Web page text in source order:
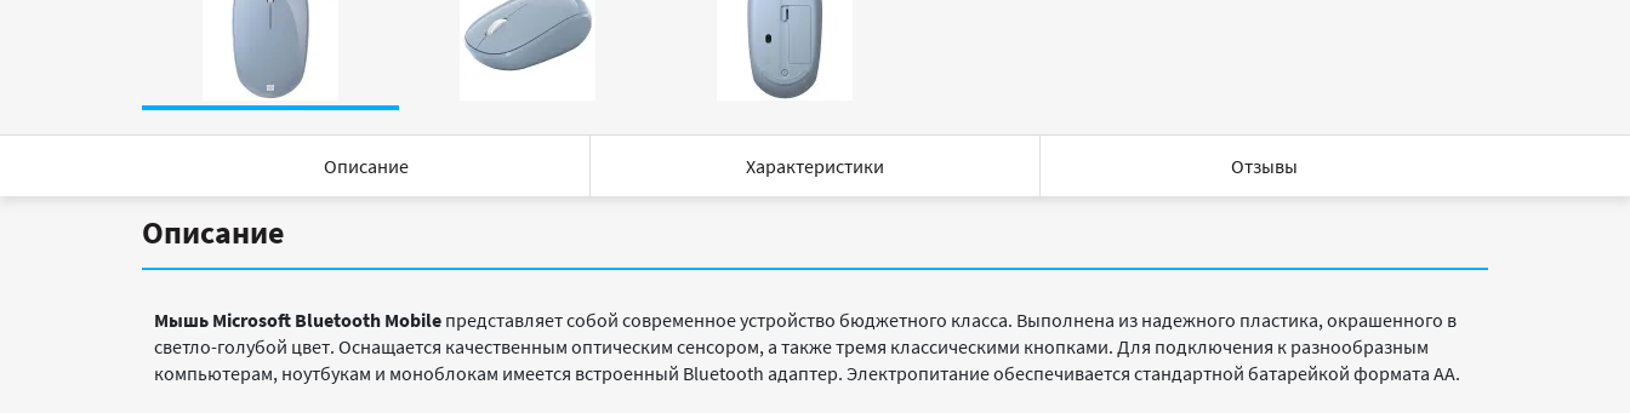
Описание Характеристики Отзывы
Описание
Мышь Microsoft Bluetooth Mobile представляет собой современное устройство бюджетного класса. Выполнена из надежного пластика, окрашенного в
светло-голубой цвет. Оснащается качественным оптическим сенсором, а также тремя классическими кнопками. Для подключения к разнообразным
компьютерам, ноутбукам и моноблокам имеется встроенный Bluetooth адаптер. Электропитание обеспечивается стандартной батарейкой формата АА.